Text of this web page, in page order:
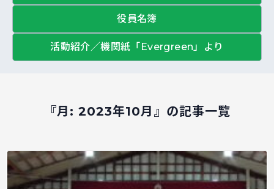
役員名簿
活動紹介／機関紙「Evergreen」より
『月: 2023年10月 』の記事一覧